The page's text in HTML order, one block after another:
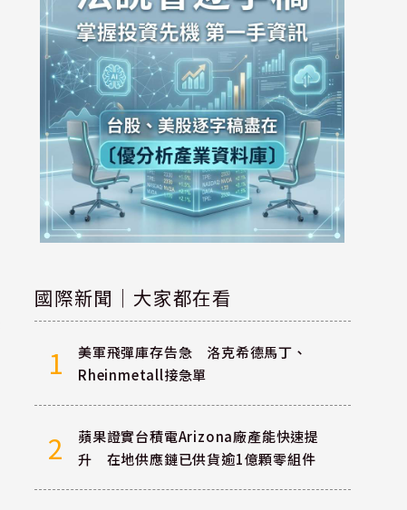
國際新聞｜大家都在看
1
美軍飛彈庫存告急 洛克希德馬丁、
Rheinmetall接急單
2
蘋果證實台積電Arizona廠產能快速提
升 在地供應鏈已供貨逾1億顆零組件